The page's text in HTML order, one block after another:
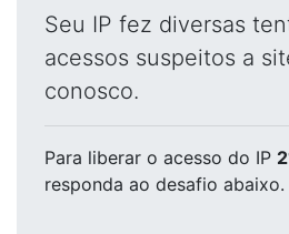
Seu IP fez diversas
acessos suspeitos a
conosco.
Para liberar o acesso do IP
responda ao desafio abaixo.